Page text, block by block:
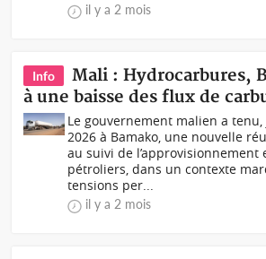
il y a 2 mois
Info
Mali : Hydrocarbures,
à une baisse des flux de
Le gouvernement malien a
2026 à Bamako, une nouvelle
au suivi de l’approvisionnement
pétroliers, dans un contexte
tensions per...
il y a 2 mois